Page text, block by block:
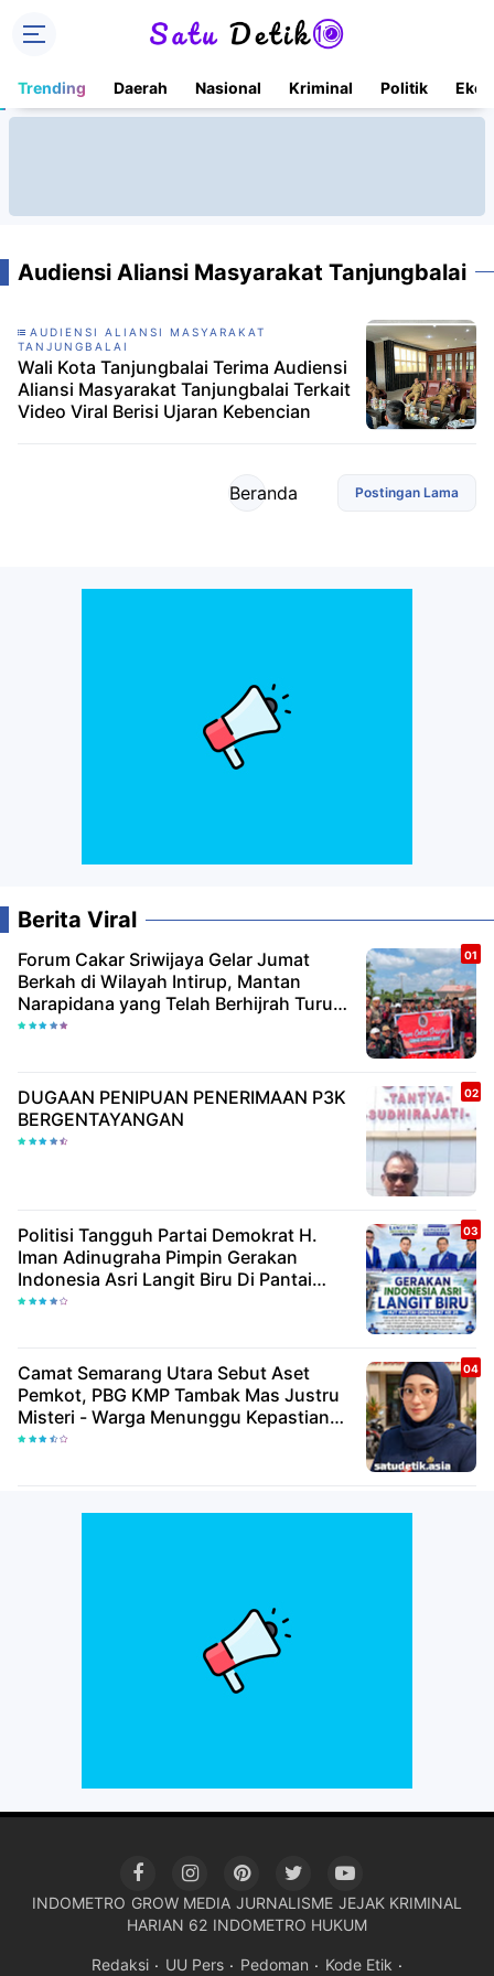
Trending Daerah Nasional Kriminal Politik
Audiensi Aliansi Masyarakat Tanjungbalai
AUDIENSI ALIANSI MASYARAKAT
TANJUNGBALAI
Wali Kota Tanjungbalai Terima Audiensi
Aliansi Masyarakat Tanjungbalai Terkait
Video Viral Berisi Ujaran Kebencian
Postingan Lama
Beranda
Berita Viral
Forum Cakar Sriwijaya Gelar Jumat
Berkah di Wilayah Intirup, Mantan
Narapidana yang Telah Berhijrah Turut
Berbagi Kebaikan
DUGAAN PENIPUAN PENERIMAAN P3K
BERGENTAYANGAN
Politisi Tangguh Partai Demokrat H.
Iman Adinugraha Pimpin Gerakan
Indonesia Asri Langit Biru Di Pantai
Citepus
Camat Semarang Utara Sebut Aset
Pemkot, PBG KMP Tambak Mas Justru
Misteri - Warga Menunggu Kepastian
Hukum
INDOMETRO GROW MEDIA JURNALISME JEJAK KRIMINAL
HARIAN 62 INDOMETRO HUKUM
Redaksi UU Pers Pedoman Kode Etik